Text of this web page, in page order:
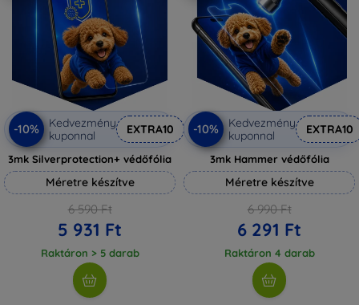
-10%
Kedvezmény
kuponnal
EXTRA10
3mk Silverprotection+ védőfólia
Méretre készítve
6 590 Ft
5 931 Ft
Raktáron > 5 darab
-10%
Kedvezmény
kuponnal
EXTRA10
3mk Hammer védőfólia
Méretre készítve
6 990 Ft
6 291 Ft
Raktáron 4 darab